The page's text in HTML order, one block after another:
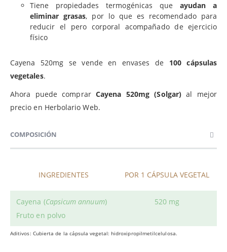
Tiene propiedades termogénicas que ayudan a
eliminar grasas, por lo que es recomendado para
reducir el pero corporal acompañado de ejercicio
físico
Cayena 520mg se vende en envases de 100 cápsulas
vegetales.
Ahora puede comprarCayena 520mg (Solgar)al mejor
precio en Herbolario Web.
COMPOSICIÓN
INGREDIENTES POR 1 CÁPSULA VEGETAL
Cayena (Capsicum annuum)
Fruto en polvo
520 mg
Aditivos: Cubierta de la cápsula vegetal: hidroxipropilmetilcelulosa.